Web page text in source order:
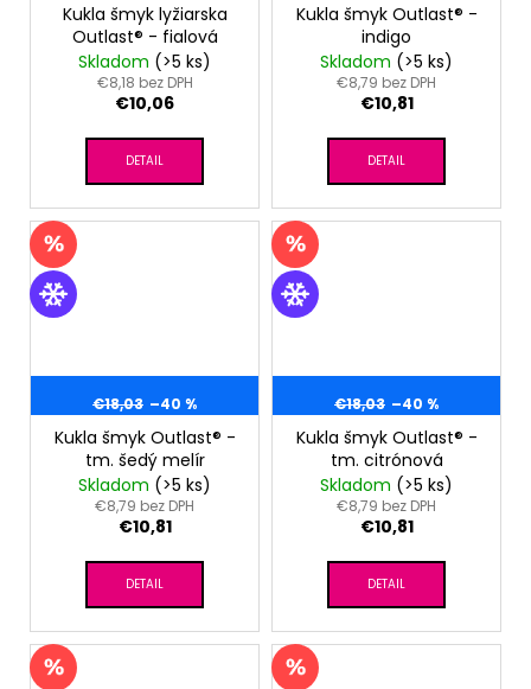
Kukla šmyk lyžiarska
Outlast® - fialová
Skladom (>5 ks)
€8,18 bez DPH
€10,06
DETAIL
Kukla šmyk Outlast® -
indigo
Skladom (>5 ks)
€8,79 bez DPH
€10,81
DETAIL
€18,03 –40 %
Kukla šmyk Outlast® -
tm. šedý melír
Skladom (>5 ks)
€8,79 bez DPH
€10,81
DETAIL
€18,03 –40 %
Kukla šmyk Outlast® -
tm. citrónová
Skladom (>5 ks)
€8,79 bez DPH
€10,81
DETAIL